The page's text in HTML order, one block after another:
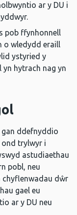
ar y DU i
pob ffynhonnell
o wledydd eraill
ystyried y
hytrach nag yn
ddefnyddio
trylwyr i
astudiaethau
pobl, neu
chyflenwadau dŵr
gael eu
ar y DU neu